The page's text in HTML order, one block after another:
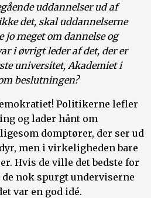
uddannelser ud af
det, skal uddannelserne
jo meget om dannelse og
i øvrigt leder af det, der er
universitet, Akademiet i
beslutningen?
Politikerne lefler
og lader hånt om
domptører, der ser ud
men i virkeligheden bare
Hvis de ville det bedste for
nok spurgt underviserne
var en god idé.